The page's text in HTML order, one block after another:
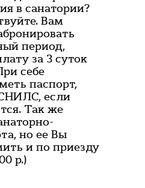
в санатории?
Вам
период,
за 3 суток
себе
паспорт,
если
Так же
но ее Вы
и по приезду
р.)